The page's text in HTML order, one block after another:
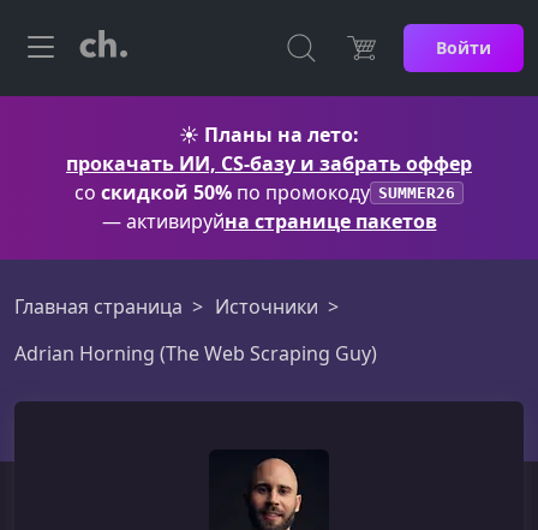
Войти
☀️ Планы на лето:
прокачать ИИ, CS-базу и забрать оффер
со скидкой 50% по промокоду SUMMER26
— активируйна странице пакетов
Главная страница
Источники
Adrian Horning (The Web Scraping Guy)